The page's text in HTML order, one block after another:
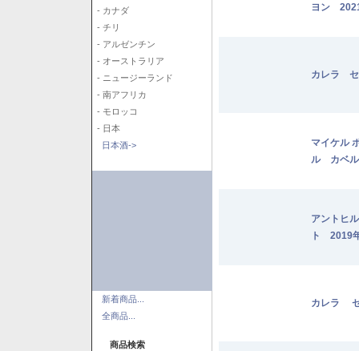
- カナダ
- チリ
- アルゼンチン
- オーストラリア
- ニュージーランド
- 南アフリカ
- モロッコ
- 日本
日本酒->
新着商品...
全商品...
商品検索
ヨン
カレラ
マイケル
ル カベ
アントヒ
ト 2019
カレラ